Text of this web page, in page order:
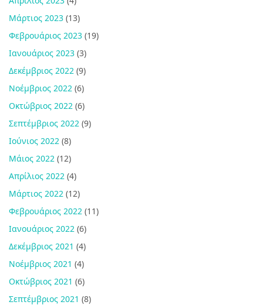
Μάρτιος 2023 (13)
Φεβρουάριος 2023 (19)
Ιανουάριος 2023 (3)
Δεκέμβριος 2022 (9)
Νοέμβριος 2022 (6)
Οκτώβριος 2022 (6)
Σεπτέμβριος 2022 (9)
Ιούνιος 2022 (8)
Μάιος 2022 (12)
Απρίλιος 2022 (4)
Μάρτιος 2022 (12)
Φεβρουάριος 2022 (11)
Ιανουάριος 2022 (6)
Δεκέμβριος 2021 (4)
Νοέμβριος 2021 (4)
Οκτώβριος 2021 (6)
Σεπτέμβριος 2021 (8)